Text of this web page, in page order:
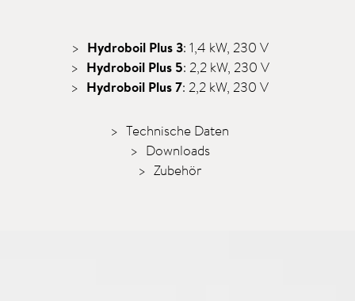
Hydroboil Plus 3: 1,4 kW, 230 V
Hydroboil Plus 5: 2,2 kW, 230 V
Hydroboil Plus 7: 2,2 kW, 230 V
Technische Daten
Downloads
Zubehör